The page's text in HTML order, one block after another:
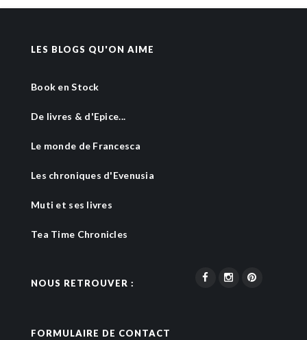
LES BLOGS QU'ON AIME
Book en Stock
De livres & d'Epice...
Le monde de Francesca
Les chroniques d'Evenusia
Muti et ses livres
Tea Time Chronicles
NOUS RETROUVER :
FORMULAIRE DE CONTACT